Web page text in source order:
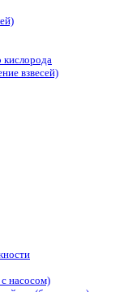
кислорода
взвесей)
насосом)